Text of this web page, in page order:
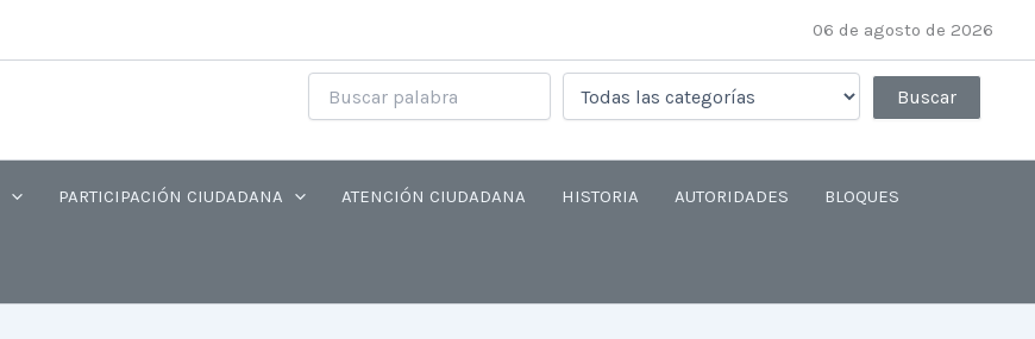
06 de agosto de 2026
PARTICIPACIÓN CIUDADANA ATENCIÓN CIUDADANA HISTORIA AUTORIDADES BLOQUES